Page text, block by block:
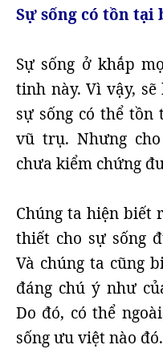
Sự sống có tồn tại
Sự sống ở khắp
tinh này. Vì vậy,
sự sống có thể
vũ trụ. Nhưng
chưa kiểm chứng
Chúng ta hiện biết
thiết cho sự sống
Và chúng ta cũng
đáng chú ý như
Do đó, có thể
sống ưu việt nào đó.